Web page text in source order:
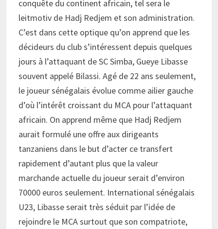
conquête du continent africain, tel sera le
leitmotiv de Hadj Redjem et son administration.
C’est dans cette optique qu’on apprend que les
décideurs du club s’intéressent depuis quelques
jours à l’attaquant de SC Simba, Gueye Libasse
souvent appelé Bilassi. Agé de 22 ans seulement,
le joueur sénégalais évolue comme ailier gauche
d’où l’intérêt croissant du MCA pour l’attaquant
africain. On apprend même que Hadj Redjem
aurait formulé une offre aux dirigeants
tanzaniens dans le but d’acter ce transfert
rapidement d’autant plus que la valeur
marchande actuelle du joueur serait d’environ
70000 euros seulement. International sénégalais
U23, Libasse serait très séduit par l’idée de
rejoindre le MCA surtout que son compatriote,